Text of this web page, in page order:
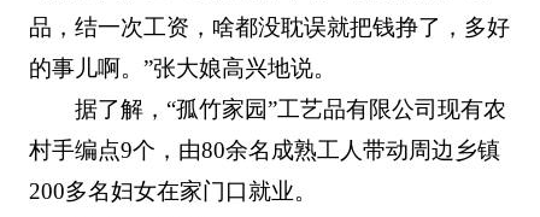
品，结一次工资，啥都没耽误就把钱挣了，多好
的事儿啊。”张大娘高兴地说。
据了解，“孤竹家园”工艺品有限公司现有农
村手编点9个，由80余名成熟工人带动周边乡镇
200多名妇女在家门口就业。